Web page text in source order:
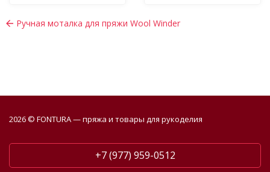
Ручная моталка для пряжи Wool Winder
2026 © FONTURA — пряжа и товары для рукоделия
+7 (977) 959-0512